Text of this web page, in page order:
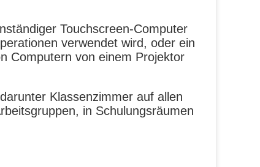
Touchscreen-Computer
verwendet wird, oder ein
Computern von einem Projektor
Klassenzimmer auf allen
in Schulungsräumen